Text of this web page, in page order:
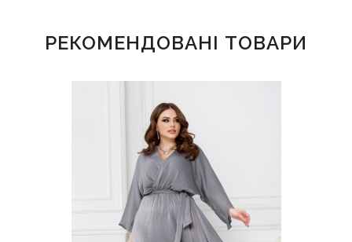
РЕКОМЕНДОВАНІ ТОВАРИ